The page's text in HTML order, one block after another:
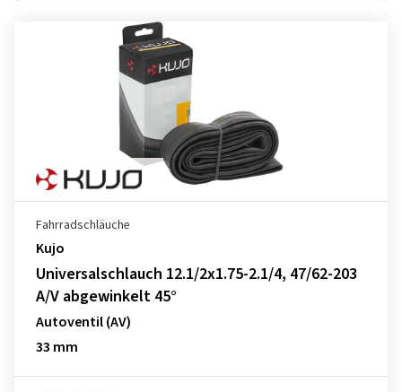
Fahrradschläuche
Kujo
Universalschlauch 12.1/2x1.75-2.1/4, 47/62-203
A/V abgewinkelt 45°
Autoventil (AV)
33 mm